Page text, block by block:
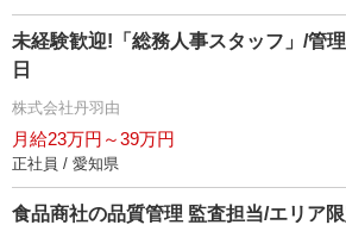
未経験歓迎!「総務人事スタッフ」/管
日
株式会社丹羽由
月給23万円～39万円
正社員 / 愛知県
食品商社の品質管理 監査担当/エリア